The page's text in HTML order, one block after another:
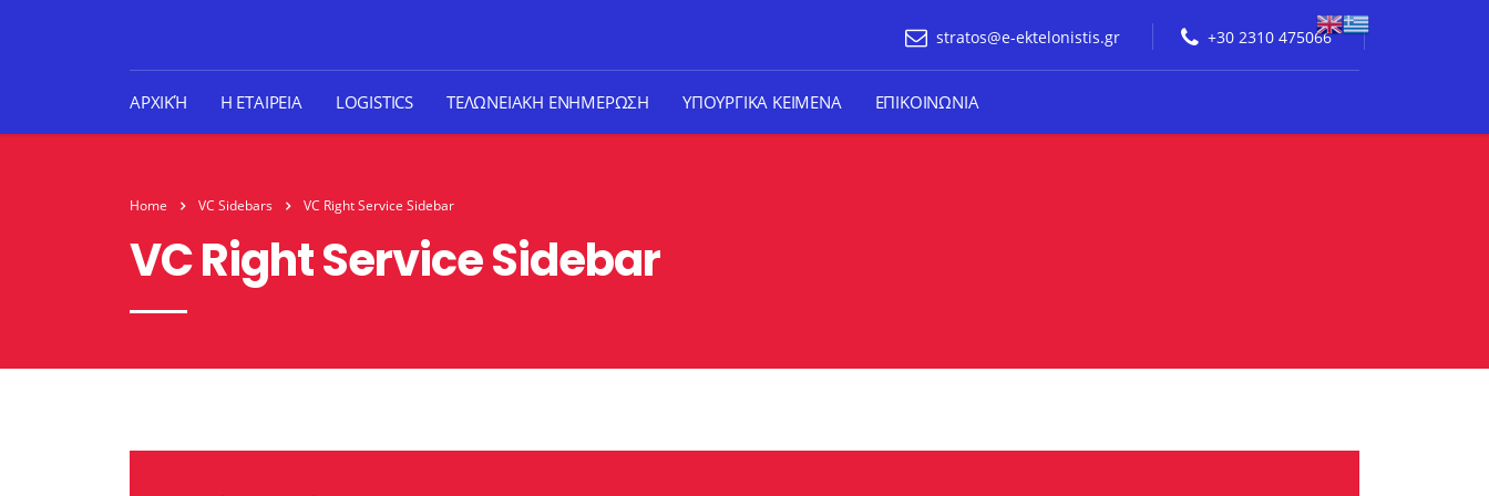
stratos@e-ektelonistis.gr +30 2310 475066
ΑΡΧΙΚΉ Η ΕΤΑΙΡΕΙΑ LOGISTICS ΤΕΛΩΝΕΙΑΚΗ ΕΝΗΜΕΡΩΣΗ ΥΠΟΥΡΓΙΚΑ ΚΕΙΜΕΝΑ ΕΠΙΚΟΙΝΩΝΙΑ
Home VC Sidebars VC Right Service Sidebar
VC Right Service Sidebar